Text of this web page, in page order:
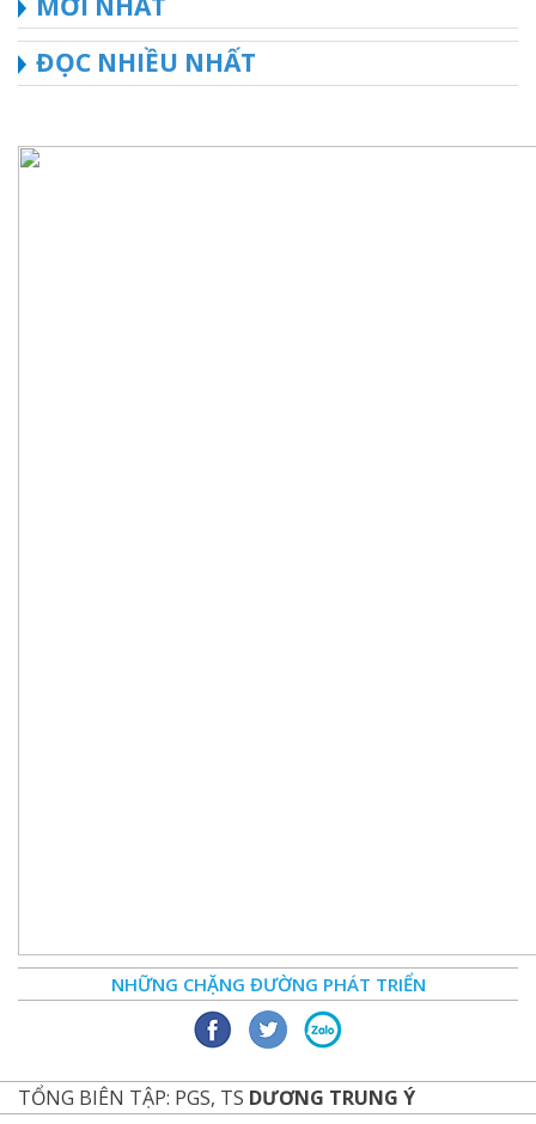
ĐỌC NHIỀU NHẤT
NHỮNG CHẶNG ĐƯỜNG PHÁT TRIỂN
TỔNG BIÊN TẬP: PGS, TS DƯƠNG TRUNG Ý